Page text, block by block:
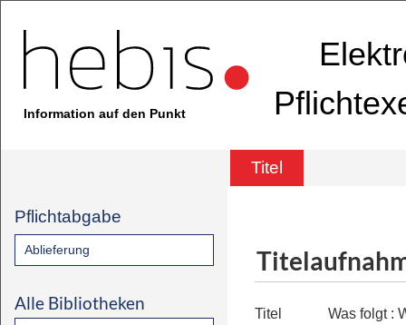
Information auf den Punkt
Titel
Pflichtabgabe
Ablieferung
Alle Bibliotheken
Titel Was folgt: